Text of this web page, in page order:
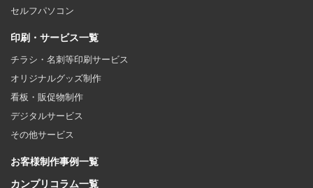
セルフパソコン
印刷・サービス一覧
チラシ・名刺等印刷サービス
オリジナルグッズ制作
看板・販促物制作
デジタルサービス
その他サービス
お客様制作事例一覧
カンプリコラム一覧